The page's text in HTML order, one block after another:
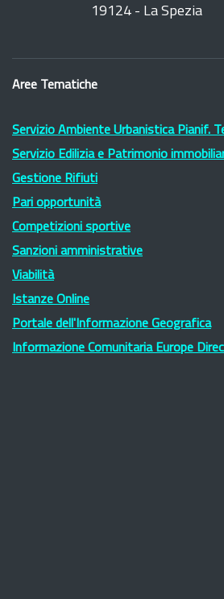
19124 - La Spezia
Aree Tematiche
Servizio Ambiente Urbanistica Pianif.
Servizio Edilizia e Patrimonio
Gestione Rifiuti
Pari opportunità
Competizioni sportive
Sanzioni amministrative
Viabilità
Istanze Online
Portale dell'Informazione Geografica
Informazione Comunitaria Europe